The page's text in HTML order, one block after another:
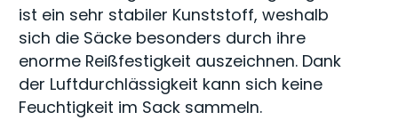
ist ein sehr stabiler Kunststoff, weshalb
sich die Säcke besonders durch ihre
enorme Reißfestigkeit auszeichnen. Dank
der Luftdurchlässigkeit kann sich keine
Feuchtigkeit im Sack sammeln.